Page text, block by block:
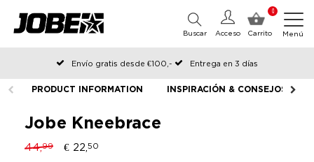
0
Carrito
Acceso
Buscar Menú
Envío gratis desde €100,-
Entrega en 3 días
Pedido antes de las 12:00 en días hábiles, enviado el mismo día
PRODUCT INFORMATION INSPIRACIÓN & CONSEJOS
Jobe Kneebrace
44,99 € 22, 50